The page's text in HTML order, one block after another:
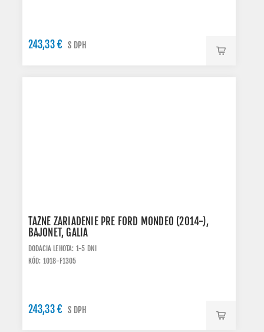
243,33 € S DPH
ŤAŽNÉ ZARIADENIE PRE FORD MONDEO (2014-),
BAJONET, GALIA
DODACIA LEHOTA: 1-5 DNI
KÓD: 1018-F1305
243,33 € S DPH